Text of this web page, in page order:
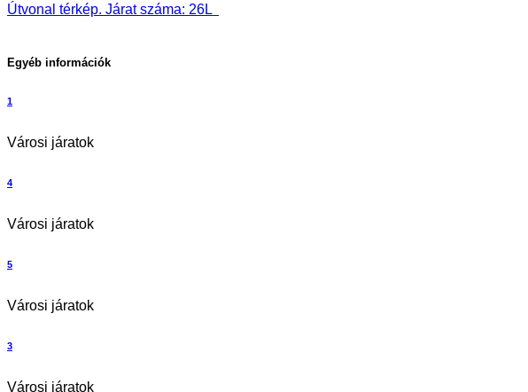
Útvonal térkép. Járat száma: 26L
Egyéb információk
1
Városi járatok
4
Városi járatok
5
Városi járatok
3
Városi járatok